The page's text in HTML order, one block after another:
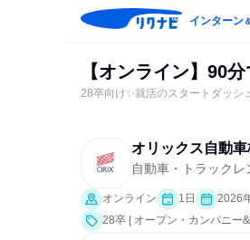
インターン
【オンライン】90
28卒向け✨就活のスタートダッシ
オリックス自動
自動車・トラックレ
オンライン 1日
2026
28卒 | オープン・カンパニー